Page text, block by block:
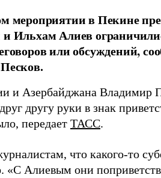
мероприятии в Пекине
Ильхам Алиев
или обсуждений,
и Азербайджана Владимир
другу руки в знак
передает ТАСС.
что какого-то
«С Алиевым они